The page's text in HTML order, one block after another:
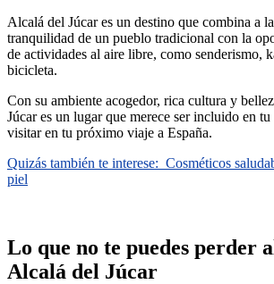
Alcalá del Júcar es un destino que combina a
tranquilidad de un pueblo tradicional con la
de actividades al aire libre, como senderismo,
bicicleta.
Con su ambiente acogedor, rica cultura y
Júcar es un lugar que merece ser incluido en tu
visitar en tu próximo viaje a España.
Quizás también te interese: Cosméticos
piel
Lo que no te puedes perder
Alcalá del Júcar